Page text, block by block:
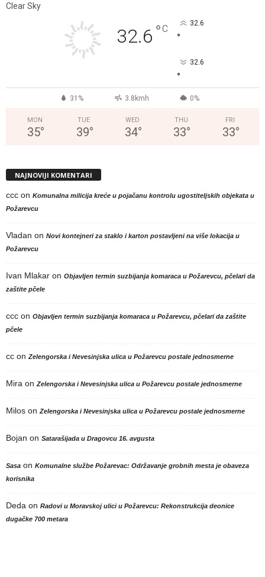
Clear Sky
32.6 °C 32.6
°
32.6
°
31% 3.8kmh 0%
MON
35°
TUE
39°
WED
34°
THU
33°
FRI
33°
NAJNOVIJI KOMENTARI
ccc on Komunalna milicija kreće u pojačanu kontrolu ugostiteljskih objekata u
Požarevcu
Vladan on Novi kontejneri za staklo i karton postavljeni na više lokacija u
Požarevcu
Ivan Mlakar on Objavljen termin suzbijanja komaraca u Požarevcu, pčelari da
zaštite pčele
ccc on Objavljen termin suzbijanja komaraca u Požarevcu, pčelari da zaštite
pčele
cc on Zelengorska i Nevesinjska ulica u Požarevcu postale jednosmerne
Mira on Zelengorska i Nevesinjska ulica u Požarevcu postale jednosmerne
Milos on Zelengorska i Nevesinjska ulica u Požarevcu postale jednosmerne
Bojan on Satarašijada u Dragovcu 16. avgusta
Sasa on Komunalne službe Požarevac: Održavanje grobnih mesta je obaveza
korisnika
Deda on Radovi u Moravskoj ulici u Požarevcu: Rekonstrukcija deonice
dugačke 700 metara